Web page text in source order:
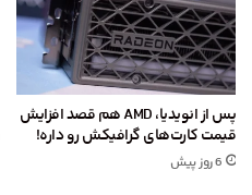
پس از انویدیا، AMD هم قصد افزایش
قیمت کارت‌های گرافیکش رو داره!
6 روز پیش